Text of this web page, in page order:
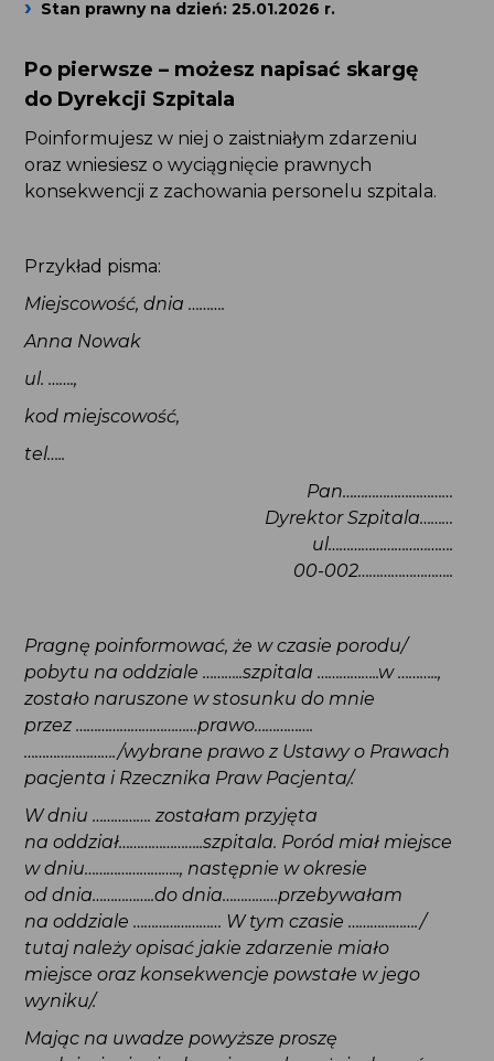
Stan prawny na dzień: 25.01.2026 r.
Po pierwsze – możesz napisać skargę
do Dyrekcji Szpitala
Poinformujesz w niej o zaistniałym zdarzeniu
oraz wniesiesz o wyciągnięcie prawnych
konsekwencji z zachowania personelu szpitala.
Przykład pisma:
Miejscowość, dnia ……….
Anna Nowak
ul. …….,
kod miejscowość,
tel…..
Pan…………………………
Dyrektor Szpitala………
ul…………………………….
00-002……………………..
Pragnę poinformować, że w czasie porodu/
pobytu na oddziale ………..szpitala ……………..w ………..,
zostało naruszone w stosunku do mnie
przez ……………………………prawo…………….
……………………./wybrane prawo z Ustawy o Prawach
pacjenta i Rzecznika Praw Pacjenta/.
W dniu ……………. zostałam przyjęta
na oddział…………………..szpitala. Poród miał miejsce
w dniu…………………….., następnie w okresie
od dnia……………..do dnia……………przebywałam
na oddziale …………………… W tym czasie ………………./
tutaj należy opisać jakie zdarzenie miało miejsce
oraz konsekwencje powstałe w jego wyniku/.
się do opisanych wyżej zdarzeń